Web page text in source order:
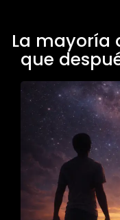
La mayoría
que